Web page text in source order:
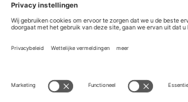
Service & Contact
Contact
FAQ
Werken bij ons